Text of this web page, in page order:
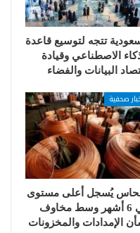
تتجه لتوسيع قاعدة
الاصطناعي وقيادة
البيانات والفضاء
صحفية
يُسجل أعلى مستوى
في 6 أشهر وسط مخاوف
الإمدادات والمخزونات